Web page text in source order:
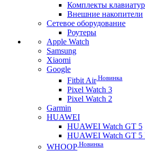
Комплекты
Внешние накопители
Сетевое оборудование
Роутеры
Apple Watch
Samsung
Xiaomi
Google
Fitbit AirНовинка
Pixel Watch 3
Pixel Watch 2
Garmin
HUAWEI
HUAWEI Watch GT 5
HUAWEI Watch GT 5
WHOOP Новинка